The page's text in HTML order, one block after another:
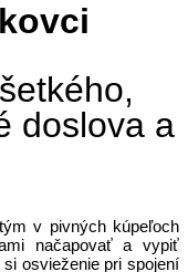
doslova a
v pivných kúpeľoch
načapovať a vypiť
osvieženie pri spojení